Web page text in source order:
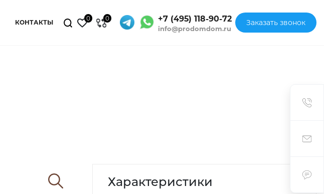
КОНТАКТЫ
0 0 +7 (495) 118-90-72
info@prodomdom.ru
Заказать звонок
Характеристики